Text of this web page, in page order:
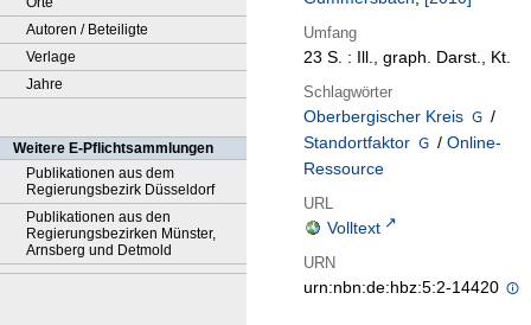
Autoren / Beteiligte
Verlage
Jahre
Weitere E-Pflichtsammlungen
Publikationen aus dem
Regierungsbezirk Düsseldorf
Publikationen aus den
Regierungsbezirken Münster,
Arnsberg und Detmold
Umfang
23 S. : Ill., graph. Darst., Kt.
Schlagwörter
Oberbergischer Kreis
/
Standortfaktor
/ Online-
Ressource
URL
Volltext
URN
urn:nbn:de:hbz:5:2-14420